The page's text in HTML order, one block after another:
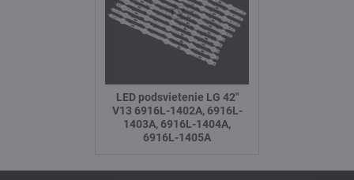
LED podsvietenie LG 42"
V13 6916L-1402A, 6916L-
1403A, 6916L-1404A,
6916L-1405A